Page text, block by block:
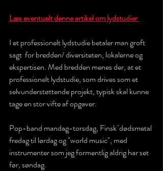
Læs eventuelt denne artikel om lydstudier
I et professionelt lydstudie betaler man groft
sagt  for bredden/ diversiteten, lokalerne og
ekspertisen. Med bredden menes der, at et
professionelt lydstudie, som drives som et
selvunderstøttende projekt, typisk skal kunne
tage en stor vifte af opgaver.
Pop-band mandag-torsdag, Finsk´dødsmetal
fredag til lørdag og "world music", med
instrumenter som jeg formentlig aldrig har set
før, søndag.